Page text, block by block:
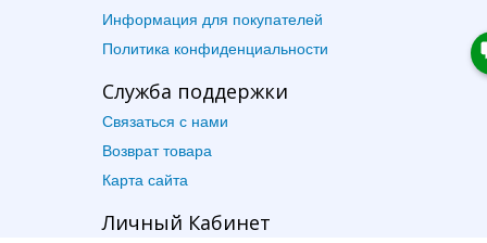
Информация для покупателей
Политика конфиденциальности
Служба поддержки
Связаться с нами
Возврат товара
Карта сайта
Личный Кабинет